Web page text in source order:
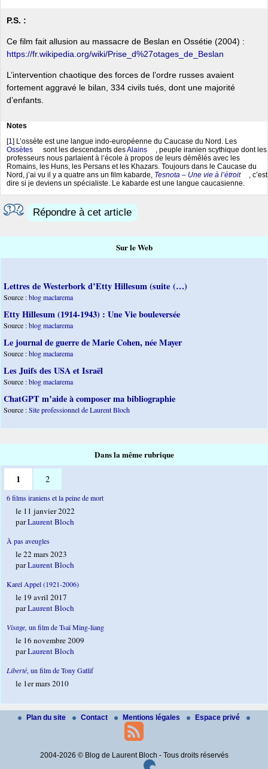
P.S. :
Ce film fait allusion au massacre de Beslan en Ossétie (2004) :
https://fr.wikipedia.org/wiki/Prise_d%27otages_de_Beslan
L’intervention chaotique des forces de l’ordre russes avaient
fortement aggravé le bilan, 334 civils tués, dont une majorité
d’enfants.
Notes
[1 ] L’ossète est une langue indo-européenne du Caucase du Nord. Les
Ossètes
sont les descendants desAlains
, peuple iranien scythique dont les
professeurs nous parlaient à l’école à propos de leurs démêlés avec les
Romains, les Huns, les Persans et les Khazars. Toujours dans le Caucase du
Nord, j’ai vu il y a quatre ans un film kabarde, Tesnota – Une vie à l’étroit
, c’est
dire si je deviens un spécialiste. Le kabarde est une langue caucasienne.
Répondre à cet article
Sur le Web
Lettres de Westerbork d’Etty Hillesum (suite (…)
Source :blog maclarema
Etty Hillesum (1914-1943) : Une Vie bouleversée
Source :blog maclarema
Le journal de guerre de Marie Cohen, née Mayer
Source :blog maclarema
Les Juifs des USA et Israël
Source :blog maclarema
ChatGPT m’aide à composer ma bibliographie
Source :Site professionnel de Laurent Bloch
Dans la même rubrique
1 2
6 films iraniens et la peine de mort
le 11 janvier 2022
parLaurent Bloch
À pas aveugles
le 22 mars 2023
parLaurent Bloch
Karel Appel (1921-2006)
le 19 avril 2017
parLaurent Bloch
Visage, un film de Tsaï Ming-liang
le 16 novembre 2009
parLaurent Bloch
Liberté, un film de Tony Gatlif
le 1er mars 2010
Plan du site Contact Mentions légales Espace privé
2004-2026 © Blog de Laurent Bloch - Tous droits réservés